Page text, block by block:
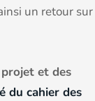
un retour sur
et des
du cahier des